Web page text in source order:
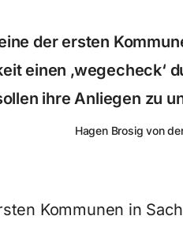
der ersten
einen ‚wegecheck‘
ihre Anliegen zu
Hagen Brosig von
Kommunen in